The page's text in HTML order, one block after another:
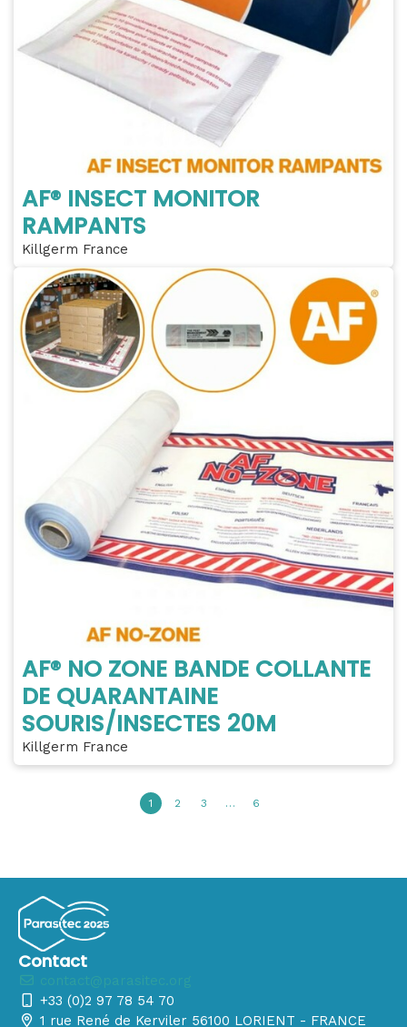
AF® INSECT MONITOR
RAMPANTS
Killgerm France
AF® NO ZONE BANDE COLLANTE
DE QUARANTAINE
SOURIS/INSECTES 20M
Killgerm France
1 2 3 … 6
Contact
+33 (0)2 97 78 54 70
1 rue René de Kerviler 56100 LORIENT - FRANCE